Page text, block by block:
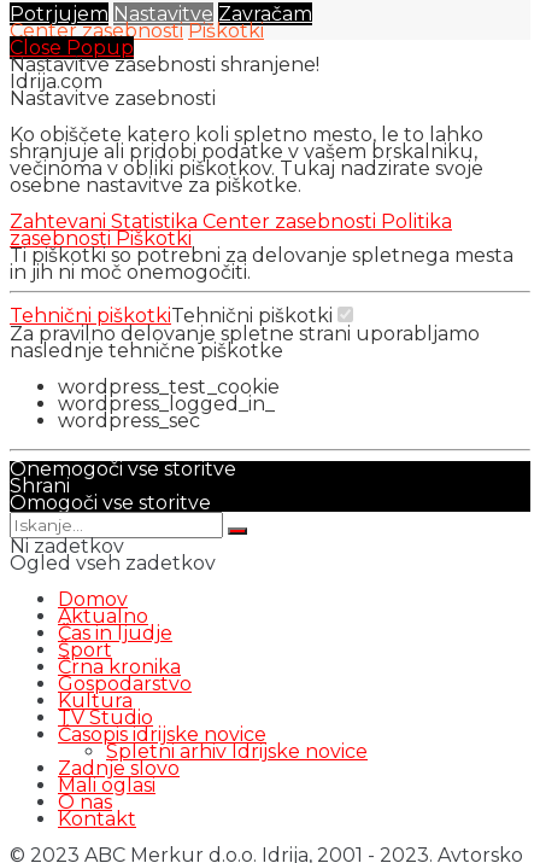
Potrjujem Nastavitve Zavračam
Center zasebnosti Piškotki
Close Popup
Nastavitve zasebnosti shranjene!
Idrija.com
Nastavitve zasebnosti
Ko obiščete katero koli spletno mesto, le to lahko
shranjuje ali pridobi podatke v vašem brskalniku,
večinoma v obliki piškotkov. Tukaj nadzirate svoje
osebne nastavitve za piškotke.
Zahtevani Statistika Center zasebnosti Politika
zasebnostiPiškotki
Ti piškotki so potrebni za delovanje spletnega mesta
in jih ni moč onemogočiti.
Tehnični piškotkiTehnični piškotki
Za pravilno delovanje spletne strani uporabljamo
naslednje tehnične piškotke
wordpress_test_cookie
wordpress_logged_in_
wordpress_sec
Onemogoči vse storitve
Shrani
Omogoči vse storitve
Ni zadetkov
Ogled vseh zadetkov
Domov
Aktualno
Čas in ljudje
Šport
Črna kronika
Gospodarstvo
Kultura
TV Studio
Časopis idrijske novice
Spletni arhiv Idrijske novice
Zadnje slovo
Mali oglasi
O nas
Kontakt
© 2023 ABC Merkur d.o.o. Idrija, 2001 - 2023. Avtorsko